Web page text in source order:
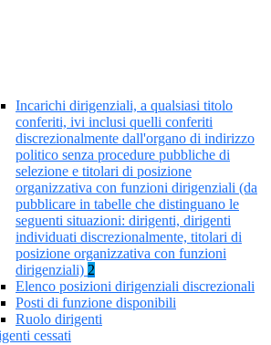
Incarichi dirigenziali, a qualsiasi titolo
conferiti, ivi inclusi quelli conferiti
discrezionalmente dall'organo di indirizzo
politico senza procedure pubbliche di
selezione e titolari di posizione
organizzativa con funzioni dirigenziali (da
pubblicare in tabelle che distinguano le
seguenti situazioni: dirigenti, dirigenti
individuati discrezionalmente, titolari di
posizione organizzativa con funzioni
dirigenziali) 2
Elenco posizioni dirigenziali discrezionali
Posti di funzione disponibili
Ruolo dirigenti
cessati